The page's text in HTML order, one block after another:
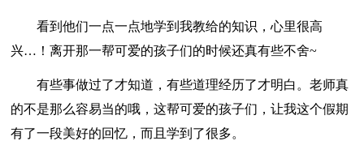
看到他们一点一点地学到我教给的知识，心里很高
兴…！离开那一帮可爱的孩子们的时候还真有些不舍~
有些事做过了才知道，有些道理经历了才明白。老师真
的不是那么容易当的哦，这帮可爱的孩子们，让我这个假期
有了一段美好的回忆，而且学到了很多。